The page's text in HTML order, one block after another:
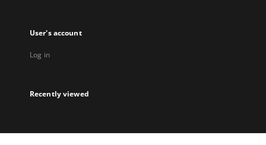
User's account
Log in
Recently viewed